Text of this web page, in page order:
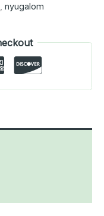
nyugalom